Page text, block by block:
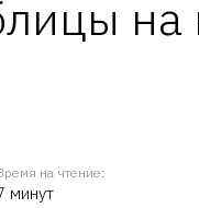
на чтение:
минут